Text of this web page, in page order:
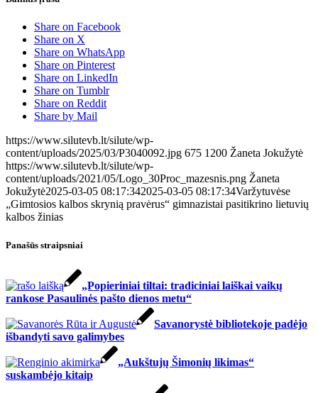
Share on Facebook
Share on X
Share on WhatsApp
Share on Pinterest
Share on LinkedIn
Share on Tumblr
Share on Reddit
Share by Mail
https://www.silutevb.lt/silute/wp-
content/uploads/2025/03/P3040092.jpg 675 1200 Žaneta Jokužytė
https://www.silutevb.lt/silute/wp-
content/uploads/2021/05/Logo_30Proc_mazesnis.png Žaneta
Jokužytė2025-03-05 08:17:342025-03-05 08:17:34Varžytuvėse
„Gimtosios kalbos skrynią pravėrus“ gimnazistai pasitikrino lietuvių
kalbos žinias
Panašūs straipsniai
„Popieriniai tiltai: tradiciniai laiškai vaikų
rankose Pasaulinės pašto dienos metu“
Savanorystė bibliotekoje padėjo
išbandyti savo galimybes
„Aukštujų Šimonių likimas“
suskambėjo kitaip